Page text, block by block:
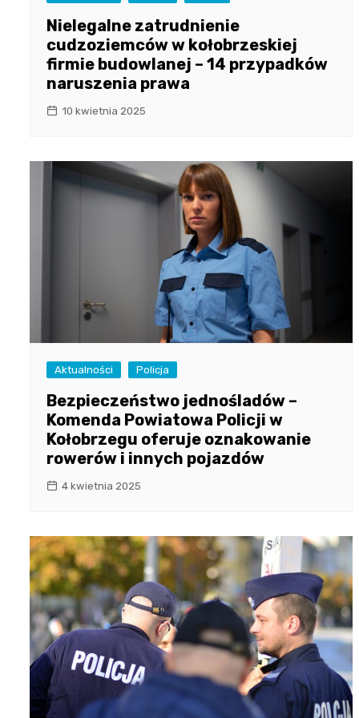
Nielegalne zatrudnienie
cudzoziemców w kołobrzeskiej
firmie budowlanej – 14 przypadków
naruszenia prawa
10 kwietnia 2025
Aktualności Policja
Bezpieczeństwo jednośladów –
Komenda Powiatowa Policji w
Kołobrzegu oferuje oznakowanie
rowerów i innych pojazdów
4 kwietnia 2025